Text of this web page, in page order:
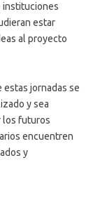
instituciones
estar
al proyecto
estas jornadas se
y sea
los futuros
encuentren
y